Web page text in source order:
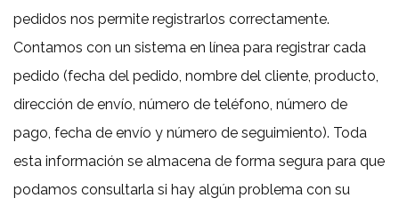
pedidos nos permite registrarlos correctamente.
Contamos con un sistema en línea para registrar cada
pedido (fecha del pedido, nombre del cliente, producto,
dirección de envío, número de teléfono, número de
pago, fecha de envío y número de seguimiento). Toda
esta información se almacena de forma segura para que
podamos consultarla si hay algún problema con su